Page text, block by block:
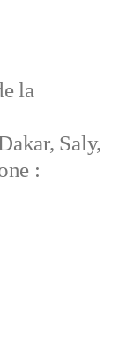
la
Saly,
: